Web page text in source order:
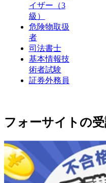
イザー（3
級）
危険物取扱
者
司法書士
基本情報技
術者試験
証券外務員
フォーサイトの